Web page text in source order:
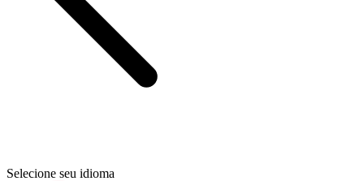
Selecione seu idioma